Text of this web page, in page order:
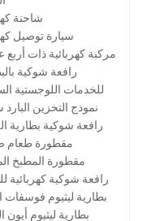
شاحنة
سيارة توصيل
مركبة كهربائية ذات أربع
رافعة شوكية
للخدمات اللوجستية
نموذج التخزين
رافعة شوكية بطارية
مقطورة طعام
مقطورة المطبخ
رافعة شوكية كهربائية
بطارية ليثيوم فوسفات
بطارية ليثيوم أيون